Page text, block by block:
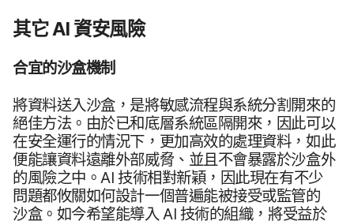
其​它AI 資安風險
合宜​的​沙盒​機制
將​資料​送入​沙盒，​是​將​敏感​流程​與​系統​分割​開來​的​
絕佳​方法。​由於​已​和​底​層​系統區​隔​開來，​因此​可以​
在​安全​運行​的​情況​下，​更加​高效​的​處理​資料，​如​此​
便​能​讓​資料​遠​離​外部​威脅、​並且​不會​暴露於​沙盒外​
的​風險​之​中。 AI 技術​相對​新穎，​因此​現在​有​不少​
問題​都​攸關如何​設計​一​個​普遍​能​被​接受​或​監管​的​
沙盒。​如​今​希望​能​導入 AI 技術​的​組織，​將​受益​於​